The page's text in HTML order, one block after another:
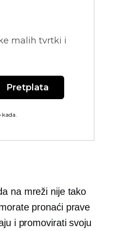
malih tvrtki i
Pretplata
na mreži nije tako
pronaći prave
i promovirati svoju